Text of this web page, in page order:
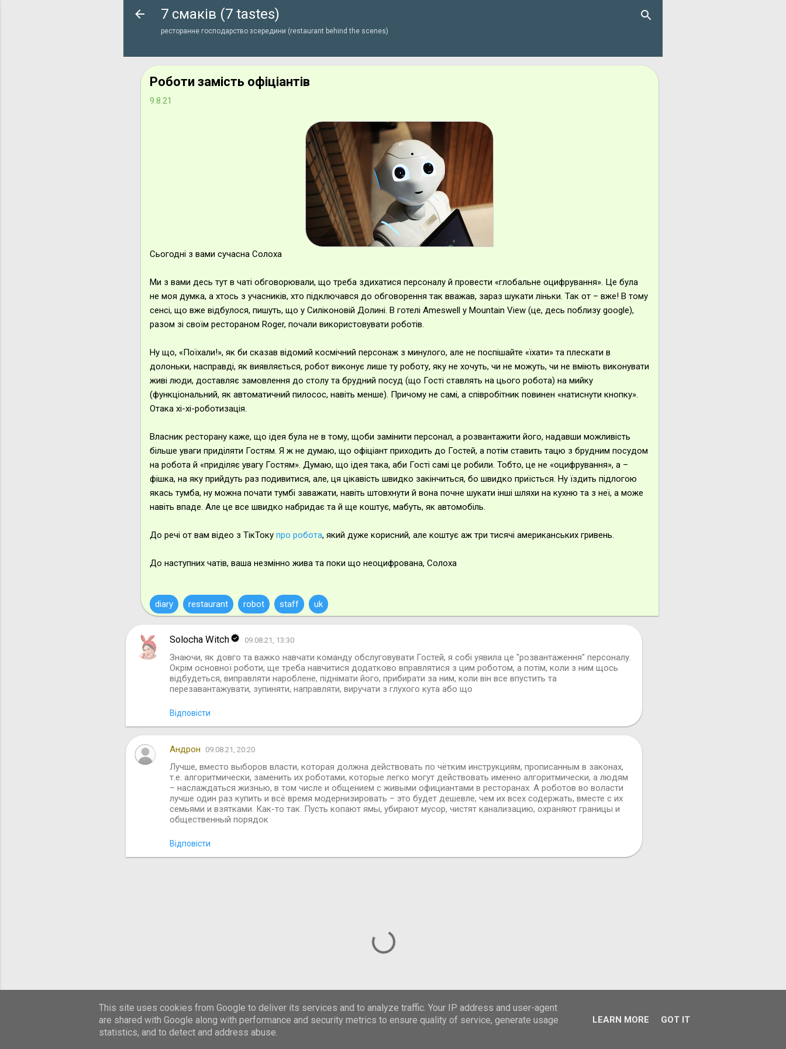
7 смаків (7 tastes)
ресторанне господарство зсередини (restaurant behind the scenes)
Роботи замість офіціантів
9.8.21
Сьогодні з вами сучасна Солоха
Ми з вами десь тут в чаті обговорювали, що треба здихатися персоналу й провести «глобальне оцифрування». Це була
не моя думка, а хтось з учасників, хто підключався до обговорення так вважав, зараз шукати ліньки. Так от – вже! В тому
сенсі, що вже відбулося, пишуть, що у Силіконовій Долині. В готелі Ameswell у Mountain View (це, десь поблизу google),
разом зі своїм рестораном Roger, почали використовувати роботів.
Ну що, «Поїхали!», як би сказав відомий космічний персонаж з минулого, але не поспішайте «їхати» та плескати в
долоньки, насправді, як виявляється, робот виконує лише ту роботу, яку не хочуть, чи не можуть, чи не вміють виконувати
живі люди, доставляє замовлення до столу та брудний посуд (що Гості ставлять на цього робота) на мийку
(функціональний, як автоматичний пилосос, навіть менше). Причому не самі, а співробітник повинен «натиснути кнопку».
Отака хі-хі-роботизація.
Власник ресторану каже, що ідея була не в тому, щоби замінити персонал, а розвантажити його, надавши можливість
більше уваги приділяти Гостям. Я ж не думаю, що офіціант приходить до Гостей, а потім ставить тацю з брудним посудом
на робота й «приділяє увагу Гостям». Думаю, що ідея така, аби Гості самі це робили. Тобто, це не «оцифрування», а –
фішка, на яку прийдуть раз подивитися, але, ця цікавість швидко закінчиться, бо швидко приїсться. Ну їздить підлогою
якась тумба, ну можна почати тумбі заважати, навіть штовхнути й вона почне шукати інші шляхи на кухню та з неї, а може
навіть впаде. Але це все швидко набридає та й ще коштує, мабуть, як автомобіль.
До речі от вам відео з ТікТоку про робота, який дуже корисний, але коштує аж три тисячі американських гривень.
До наступних чатів, ваша незмінно жива та поки що неоцифрована, Солоха
diary restaurant robot staff uk
Solocha Witch 09.08.21, 13:30
Знаючи, як довго та важко навчати команду обслуговувати Гостей, я собі уявила це "розвантаження" персоналу.
Окрім основної роботи, ще треба навчитися додатково вправлятися з цим роботом, а потім, коли з ним щось
відбудеться, виправляти нароблене, піднімати його, прибирати за ним, коли він все впустить та
перезавантажувати, зупиняти, направляти, виручати з глухого кута або що
Відповісти
Андрон 09.08.21, 20:20
Лучше, вместо выборов власти, которая должна действовать по чётким инструкциям, прописанным в законах,
т.е. алгоритмически, заменить их роботами, которые легко могут действовать именно алгоритмически, а людям
– наслаждаться жизнью, в том числе и общением с живыми официантами в ресторанах. А роботов во воласти
лучше один раз купить и всё время модернизировать – это будет дешевле, чем их всех содержать, вместе с их
семьями и взятками. Как-то так. Пусть копают ямы, убирают мусор, чистят канализацию, охраняют границы и
общественный порядок
Відповісти
This site uses cookies from Google to deliver its services and to analyze traffic. Your IP address and user-agent
are shared with Google along with performance and security metrics to ensure quality of service, generate usage
statistics, and to detect and address abuse.
LEARN MORE GOT IT